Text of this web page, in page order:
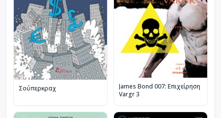
Σούπερκραχ
James Bond 007: Επιχείρηση
Vargr 3